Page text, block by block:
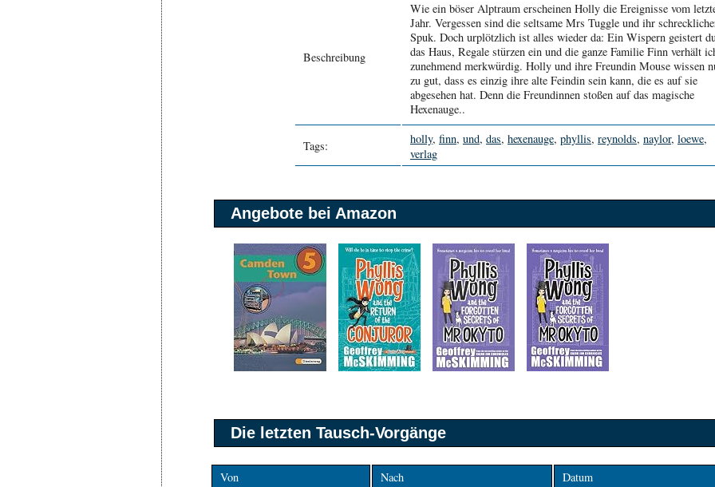
Beschreibung
Wie ein böser Alptraum erscheinen Holly die Ereignisse vom
Jahr. Vergessen sind die seltsame Mrs Tuggle und ihr
Spuk. Doch urplötzlich ist alles wieder da: Ein Wispern geistert
das Haus, Regale stürzen ein und die ganze Familie Finn verhält
zunehmend merkwürdig. Holly und ihre Freundin Mouse wissen
zu gut, dass es einzig ihre alte Feindin sein kann, die es auf sie
abgesehen hat. Denn die Freundinnen stoßen auf das magische
Hexenauge..
Tags: holly, finn, und, das, hexenauge, phyllis, reynolds, naylor, loewe,
verlag
Angebote bei Amazon
Die letzten Tausch-Vorgänge
Von Nach Datum